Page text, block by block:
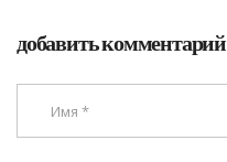
добавить комментарий